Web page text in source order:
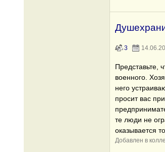
3
Представьте,
военного.
него
просит вас
те люди не
оказывается
Добавлен в